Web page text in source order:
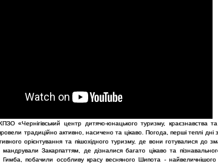
КПЗО «Чернігівський центр дитячо-юнацького туризму, краєзнавства та
традиційно активно, насичено та цікаво. Погода, перші теплі дні
орієнтування та пішохідного туризму, де вони готувалися до
мандрували Закарпаттям, де дізналися багато цікаво та
Гимба, побачили особливу красу весняного Шипота - найвеличнішого